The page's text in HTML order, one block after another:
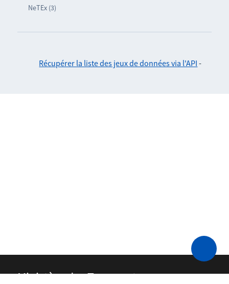
NeTEx (3)
Récupérer la liste des jeux de données via l'API -
Ministère des Transports